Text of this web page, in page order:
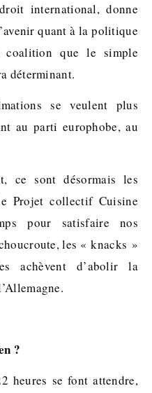
international, donne
quant à la politique
que le simple
déterminant.
se veulent plus
au parti europhobe, au
ce sont désormais les
Projet collectif Cuisine
pour satisfaire nos
les « knacks »
achèvent d’abolir la
?
heures se font attendre,